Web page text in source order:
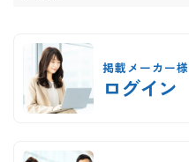
掲載メーカー様
ログイン